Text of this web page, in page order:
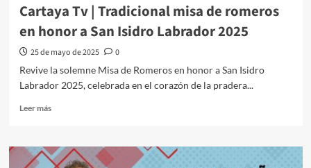
Cartaya Tv | Tradicional misa de romeros
en honor a San Isidro Labrador 2025
25 de mayo de 2025
0
Revive la solemne Misa de Romeros en honor a San Isidro
Labrador 2025, celebrada en el corazón de la pradera...
Leer más